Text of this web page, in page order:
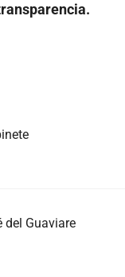
del Guaviare